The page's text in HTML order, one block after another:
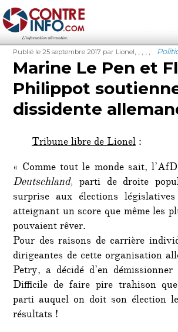
Contre-Info
Publié
le
Publié le 25 septembre 2017 Auteur
par Lionel Étiquettes
Marine Le Pen et
Philippot
dissidente
Tribune libre de Lionel:
« Comme tout le monde sait,
Deutschland, parti de droite
surprise aux élections
atteignant un score que même les
pouvaient rêver.
Pour des raisons de carrière
dirigeantes de cette organisation
Petry, a décidé d’en
Difficile de faire pire trahison
parti auquel on doit son élection
résultats !